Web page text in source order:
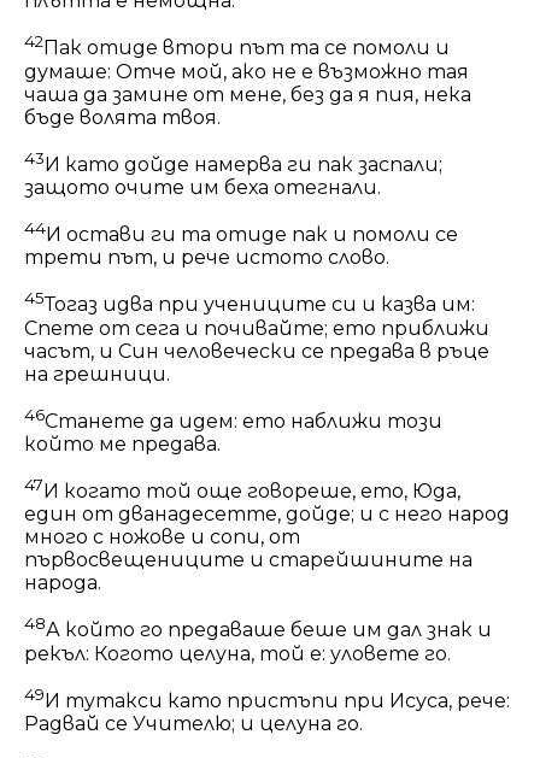
42Пак отиде втори път та се помоли и
думаше: Отче мой, ако не е възможно тая
чаша да замине от мене, без да я пия, нека
бъде волята твоя.
43И като дойде намерва ги пак заспали;
защото очите им беха отегнали.
44И остави ги та отиде пак и помоли се
трети път, и рече истото слово.
45Тогаз идва при учениците си и казва им:
Спете от сега и почивайте; ето приближи
часът, и Син человечески се предава в ръце
на грешници.
46Станете да идем: ето наближи този
който ме предава.
47 И когато той още говореше, ето, Юда,
един от дванадесетте, дойде; и с него народ
много с ножове и сопи, от
първосвещениците и старейшините на
народа.
48А който го предаваше беше им дал знак и
рекъл: Когото целуна, той е: уловете го.
49И тутакси като пристъпи при Исуса, рече:
Радвай се Учителю; и целуна го.